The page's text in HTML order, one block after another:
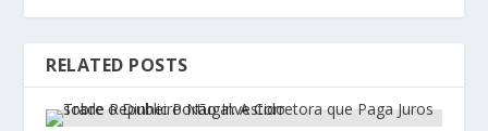
RELATED POSTS